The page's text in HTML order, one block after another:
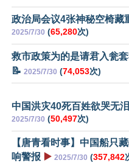
政治局会议4张神秘空椅藏
2025/7/30 (65,280次)
救市政策为的是请君入瓮
📝 2025/7/30 (74,053次)
中国洪灾40死百姓欲哭无
2025/7/30 (50,497次)
【唐青看时事】中国船只
响警报 ▶️ 2025/7/30 (357,842